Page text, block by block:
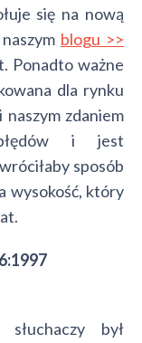
się na nową
blogu >>
Ponadto ważne
dla rynku
zdaniem
i jest
sposób
wysokość, który
słuchaczy był